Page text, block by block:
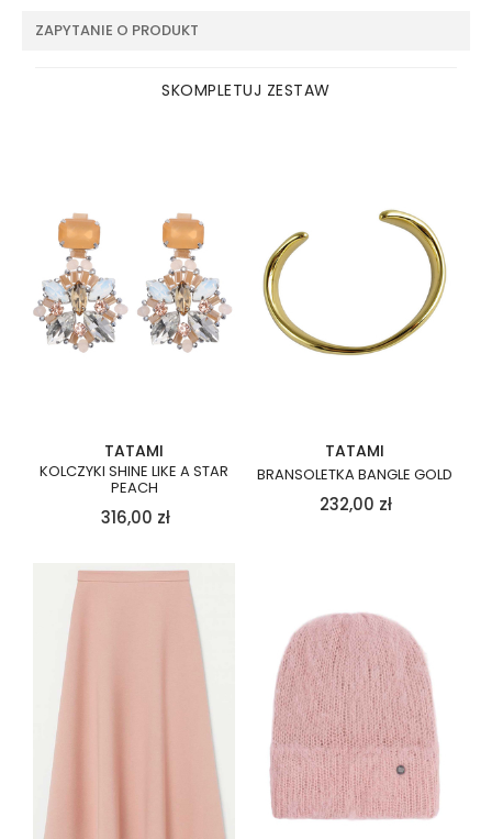
ZAPYTANIE O PRODUKT
SKOMPLETUJ ZESTAW
TATAMI
KOLCZYKI SHINE LIKE A STAR
PEACH
316,00 zł
TATAMI
BRANSOLETKA BANGLE GOLD
232,00 zł